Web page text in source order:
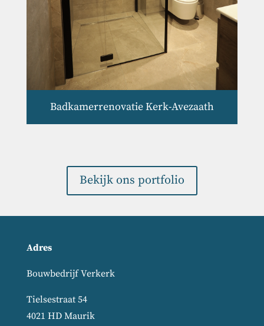
Badkamerrenovatie Kerk-Avezaath
Bekijk ons portfolio
Adres
Bouwbedrijf Verkerk
Tielsestraat 54
4021 HD Maurik